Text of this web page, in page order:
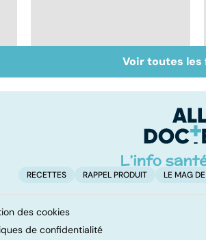
Accro au sucre ?Voir toutes les
RECETTES RAPPEL PRODUIT LE MAG
des cookies
de confidentialité